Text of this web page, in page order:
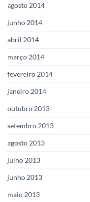
agosto 2014
junho 2014
abril 2014
março 2014
fevereiro 2014
janeiro 2014
outubro 2013
setembro 2013
agosto 2013
julho 2013
junho 2013
maio 2013